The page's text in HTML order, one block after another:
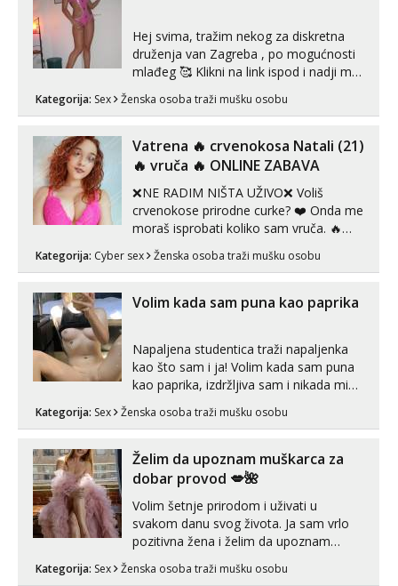
Hej svima, tražim nekog za diskretna
druženja van Zagreba , po mogućnosti
mlađeg 🥰 Klikni na link ispod i nadji me
Kategorija: Sex Ženska osoba traži mušku osobu
Vatrena ‎️‍🔥 crvenokosa Natali (21)
‎️‍🔥 vruča‎ ️‍🔥 ONLINE ZABAVA
❌NE RADIM NIŠTA UŽIVO❌ Voliš
crvenokose prirodne curke? ❤️ Onda me
moraš isprobati koliko sam vruča.‎ ️‍🔥
MLADA vražica koja ima 100%
prorodne grudi, 💦 Misli su mi uvijek
U mojoj raznolikoj ponudi možeš
pranaći nešto po svojoj mjeri. Sexi videa
Kategorija: Cyber sex Ženska osoba traži mušku osobu
Volim kada sam puna kao paprika
Napaljena studentica traži napaljenka
kao što sam i ja! Volim kada sam puna
kao paprika, izdržljiva sam i nikada mi
puta dnevno bilo kad i bilo gdje zato se
link ispod i nadji me tamo, cekam te!
Kategorija: Sex Ženska osoba traži mušku osobu
Želim da upoznam muškarca za
dobar provod 💋🌺
Volim šetnje prirodom i uživati u
svakom danu svog života. Ja sam vrlo
pozitivna žena i želim da upoznam
može i nešto više.💋🌺 Klikni na link
Kategorija: Sex Ženska osoba traži mušku osobu